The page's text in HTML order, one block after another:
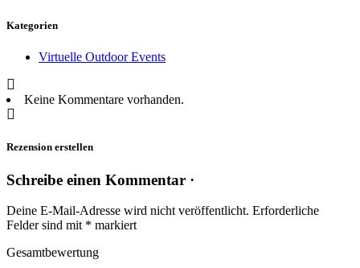
Kategorien
Virtuelle Outdoor Events
Keine Kommentare vorhanden.
Rezension erstellen
Schreibe einen Kommentar ·
Deine E-Mail-Adresse wird nicht veröffentlicht. Erforderliche
Felder sind mit * markiert
Gesamtbewertung